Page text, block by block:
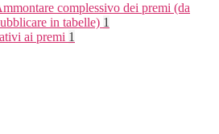
complessivo dei premi (da
in tabelle) 1
ai premi 1